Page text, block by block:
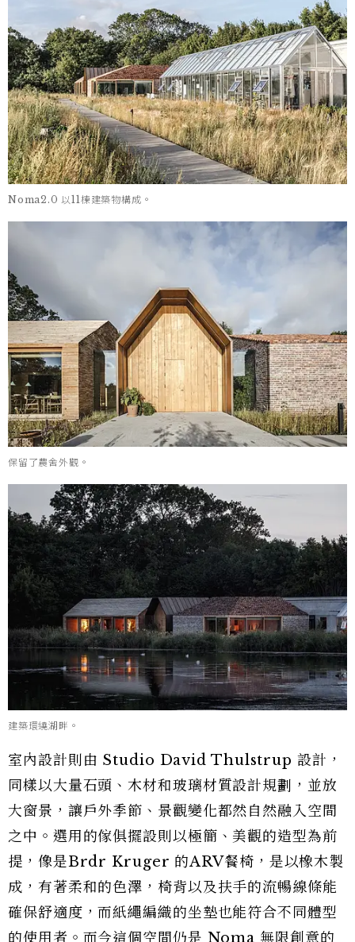
Noma2.0 以11棟建築物構成。
保留了農舍外觀。
建築環繞湖畔。
室內設計則由 Studio David Thulstrup 設計，
同樣以大量石頭、木材和玻璃材質設計規劃，並放
大窗景，讓戶外季節、景觀變化都然自然融入空間
之中。選用的傢俱擺設則以極簡、美觀的造型為前
提，像是Brdr Kruger 的ARV餐椅，是以橡木製
成，有著柔和的色澤，椅背以及扶手的流暢線條能
確保舒適度，而紙繩編織的坐墊也能符合不同體型
的使用者。而今這個空間仍是 Noma 無限創意的